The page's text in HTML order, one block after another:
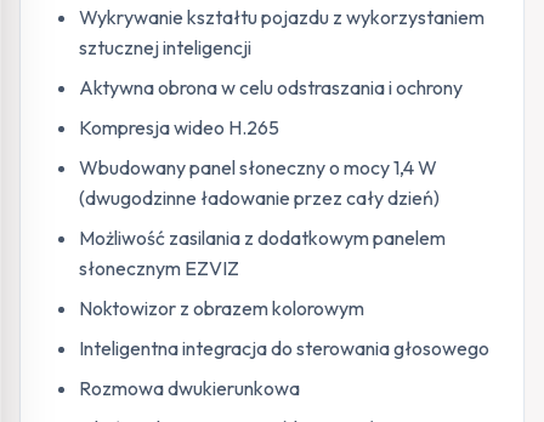
Wykrywanie kształtu pojazdu z wykorzystaniem
sztucznej inteligencji
Aktywna obrona w celu odstraszania i ochrony
Kompresja wideo H.265
Wbudowany panel słoneczny o mocy 1,4 W
(dwugodzinne ładowanie przez cały dzień)
Możliwość zasilania z dodatkowym panelem
słonecznym EZVIZ
Noktowizor z obrazem kolorowym
Inteligentna integracja do sterowania głosowego
Rozmowa dwukierunkowa